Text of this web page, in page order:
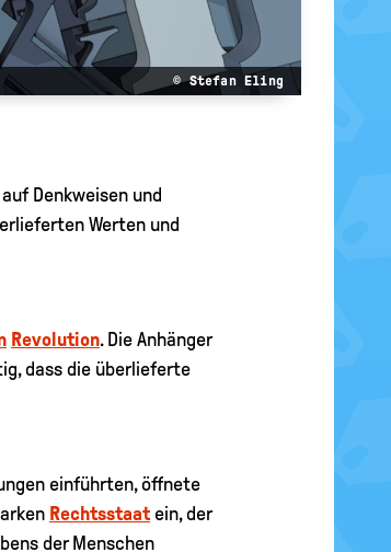
© Stefan Eling
Denkweisen und
Werten und
Revolution. Die Anhänger
dass die überlieferte
einführten, öffnete
Rechtsstaatein, der
der Menschen